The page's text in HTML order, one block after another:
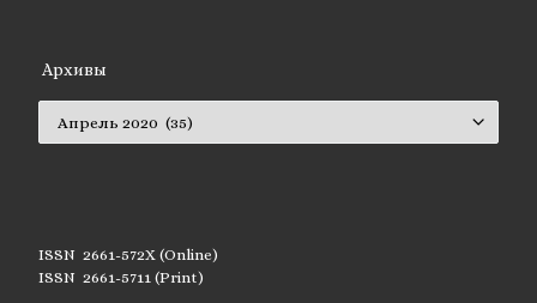
Архивы
ISSN 2661-572X (Online)
ISSN 2661-5711 (Print)